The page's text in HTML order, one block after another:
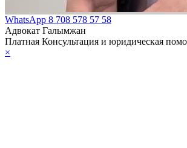
WhatsApp 8 708 578 57 58
Адвокат Галымжан
Платная Консультация и юридическая
×